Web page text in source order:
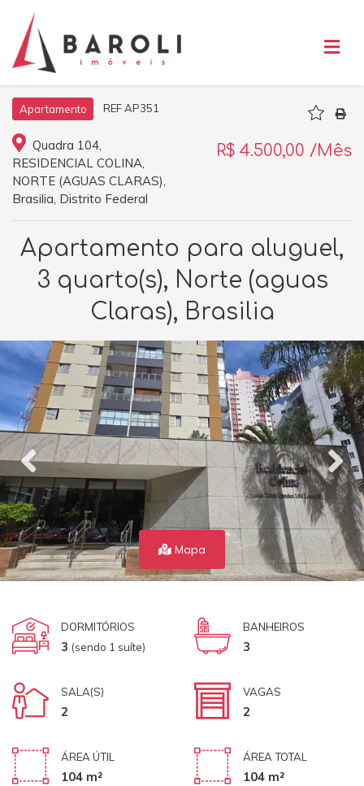
Apartamento REF AP351
Quadra 104,
RESIDENCIAL COLINA,
NORTE (AGUAS CLARAS),
Brasilia, Distrito Federal
R$ 4.500,00 /Mês
Apartamento para aluguel,
3 quarto(s), Norte (aguas
Claras), Brasilia
Mapa
DORMITÓRIOS
3 (sendo 1 suíte)
BANHEIROS
3
SALA(S)
2
VAGAS
2
ÁREA ÚTIL
104 m²
ÁREA TOTAL
104 m²